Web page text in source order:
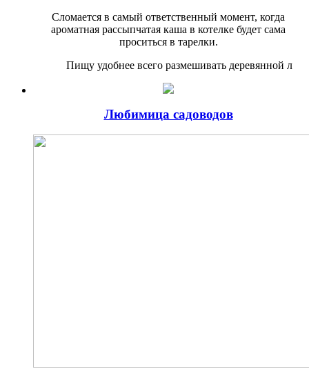
Сломается в самый ответственный момент, когда
ароматная рассыпчатая каша в котелке будет сама
проситься в тарелки.
Пищу удобнее всего разме­шивать деревянной л
Любимица садоводов